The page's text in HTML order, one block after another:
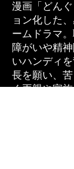
漫画「どん
ョン化した
ームドラマ
障がいや精
いハンディ
長を願い、
く両親や家